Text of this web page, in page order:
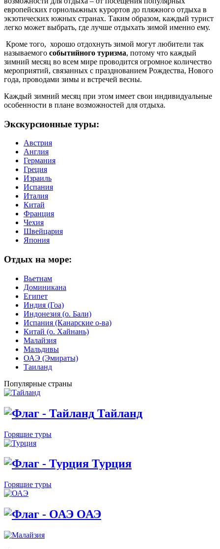
европейских горнолыжных курортов до пляжного отдыха в
экзотических южных странах. Таким образом, каждый турист
легко может выбрать, где лучше отдыхать зимой именно ему.
Кроме того, хорошо отдохнуть зимой могут любители так
называемого событийного туризма, потому что каждый
зимний месяц во всем мире проводится огромное количество
мероприятий, связанных с празднованием Рождества, Нового
года, проводами зимы и встречей весны.
Каждый зимний месяц при этом имеет свои индивидуальные
особенности в плане возможностей для отдыха.
Экскурсионные туры:
Австрия
Англия
Германия
Греция
Израиль
Испания
Италия
Китай
Франция
Чехия
Швейцария
Япония
Отдых на море:
Вьетнам
Доминикана
Египет
Индия (Гоа)
Индонезия (о. Бали)
Испания (Канарские о-ва)
Китай (о. Хайнань)
Малайзия
Мальдивы
ОАЭ (Эмираты)
Таиланд
Популярные страны
Тайланд
Горящие туры
Турция
Горящие туры
ОАЭ